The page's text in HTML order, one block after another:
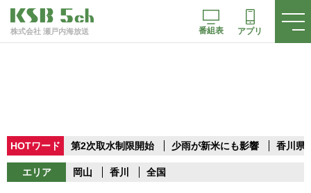
株式会社 瀬戸内海放送 番組表 アプリ
HOTワード 第2次取水制限開始 少雨が新米にも影響 香川県
エリア 岡山 香川 全国